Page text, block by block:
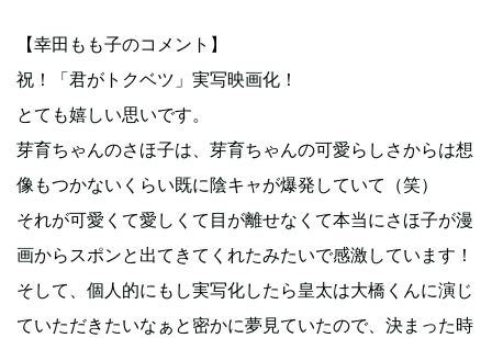
【幸田もも子のコメント】
祝！「君がトクベツ」実写映画化！
とても嬉しい思いです。
芽育ちゃんのさほ子は、芽育ちゃんの可愛らしさからは想
像もつかないくらい既に陰キャが爆発していて（笑）
それが可愛くて愛しくて目が離せなくて本当にさほ子が漫
画からスポンと出てきてくれたみたいで感激しています！
そして、個人的にもし実写化したら皇太は大橋くんに演じ
ていただきたいなぁと密かに夢見ていたので、決まった時